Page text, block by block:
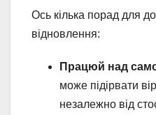
Ось кілька порад для
відновлення:
Працюй над
може підірвати
незалежно від